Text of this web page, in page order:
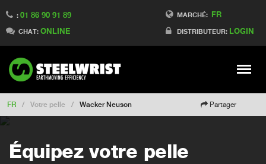
MARCHÉ: FR
DISTRIBUTEUR: LOGIN
: 01 86 90 91 89
CHAT: ONLINE
Meny
Switch to Finland
Switch to Denmark
Switch to China
Switch to Australia
Change market
FR / Votre pelle / Wacker Neuson Partager
Équipez votre pelle